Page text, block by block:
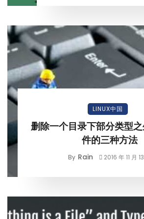
LINUX中国
删除一个目录下部分类型
件的三种方法
By Rain 2016 年 11 月